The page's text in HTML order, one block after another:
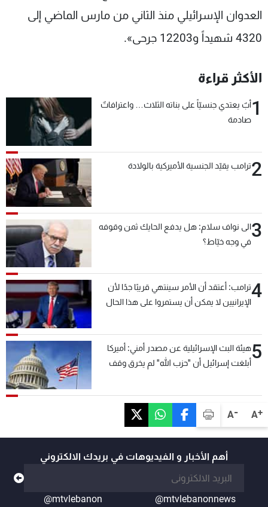
A+
A-
العدوان الإسرائيلي منذ الثاني من مارس الماضي إلى
4320 شهيداً و12203 جرحى».
الأكثر قراءة
1أبٌ يعتدي جنسيّاً على بناته الثلاث… واعترافاتٌ
صادمة
2ترامب يقيّد الجنسية الأميركية بالولادة
3الى نواف سلام: هل يدفع الحايك ثمن وقوفه
في وجه خيّاط؟
4ترامب: أعتقد أن الأمر سينتهي قريبًا جدًا لأن
الإيرانيين لا يمكن أن يستمروا على هذا الحال
5هيئة البث الإسرائيلية عن مصدر أمني: أميركا
أبلغت إسرائيل أن "حزب الله" لم يخرق وقف
أهم الأخبار و الفيديوهات في بريدك الالكتروني
@mtvlebanonnews
@mtvlebanon